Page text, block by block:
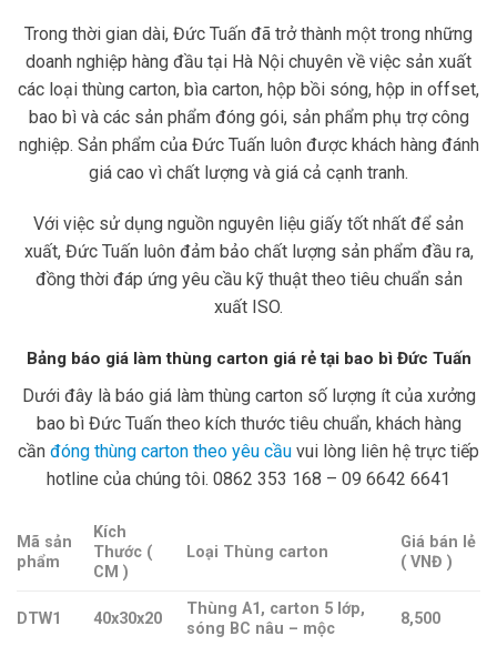
Trong thời gian dài, Đức Tuấn đã trở thành một trong những
doanh nghiệp hàng đầu tại Hà Nội chuyên về việc sản xuất
các loại thùng carton, bìa carton, hộp bồi sóng, hộp in offset,
bao bì và các sản phẩm đóng gói, sản phẩm phụ trợ công
nghiệp. Sản phẩm của Đức Tuấn luôn được khách hàng đánh
giá cao vì chất lượng và giá cả cạnh tranh.
Với việc sử dụng nguồn nguyên liệu giấy tốt nhất để sản
xuất, Đức Tuấn luôn đảm bảo chất lượng sản phẩm đầu ra,
đồng thời đáp ứng yêu cầu kỹ thuật theo tiêu chuẩn sản
xuất ISO.
Bảng báo giá làm thùng carton giá rẻ tại bao bì Đức Tuấn
Dưới đây là báo giá làm thùng carton số lượng ít của xưởng
bao bì Đức Tuấn theo kích thước tiêu chuẩn, khách hàng
cần đóng thùng carton theo yêu cầu vui lòng liên hệ trực tiếp
hotline của chúng tôi. 0862 353 168 – 09 6642 6641
Mã sản
phẩm
Kích
Thước (
CM )
Loại Thùng carton
Giá bán lẻ
( VNĐ )
DTW1 40x30x20
Thùng A1, carton 5 lớp,
sóng BC nâu – mộc
8,500